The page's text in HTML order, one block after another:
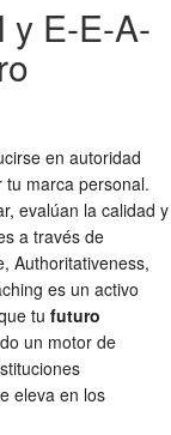
y E-E-A-
en autoridad
marca personal.
evalúan la calidad y
a través de
Authoritativeness,
es un activo
tu futuro
un motor de
eleva en los